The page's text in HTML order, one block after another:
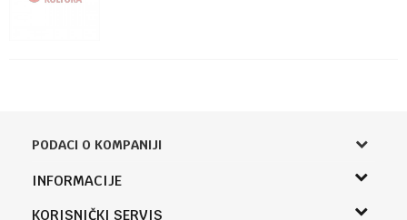
PODACI O KOMPANIJI
Knjižara Kultura
INFORMACIJE
O nama
KORISNIČKI SERVIS